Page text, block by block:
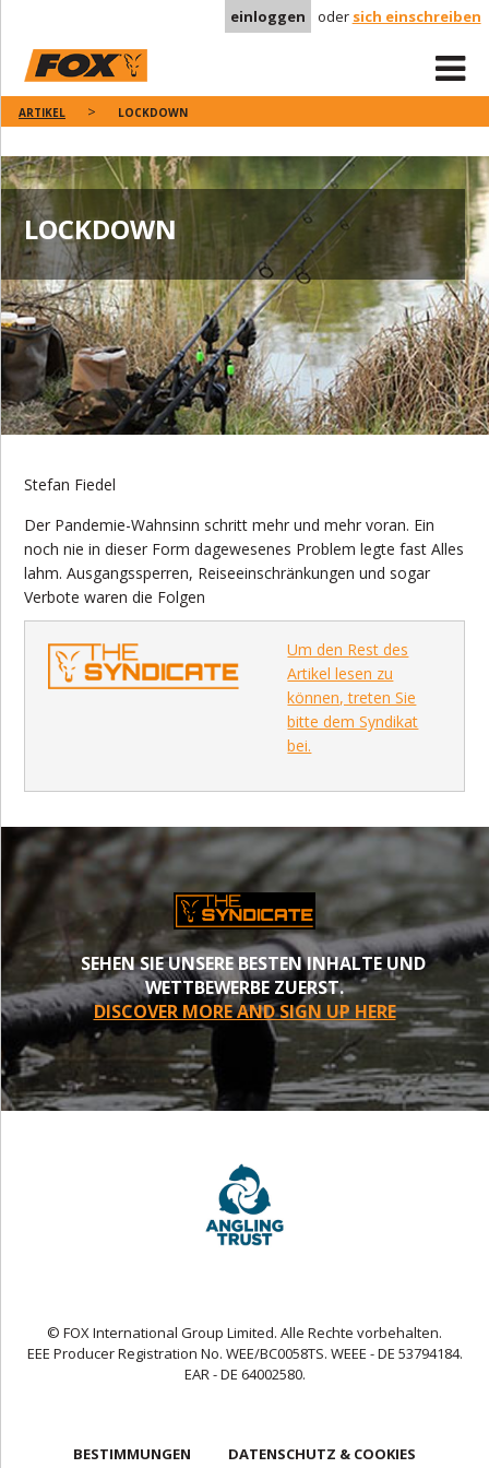
einloggen oder sich einschreiben
ARTIKEL LOCKDOWN
LOCKDOWN
Stefan Fiedel
Der Pandemie-Wahnsinn schritt mehr und mehr voran. Ein
noch nie in dieser Form dagewesenes Problem legte fast Alles
lahm. Ausgangssperren, Reiseeinschränkungen und sogar
Verbote waren die Folgen
Um den Rest des
Artikel lesen zu
können, treten Sie
bitte dem Syndikat
bei.
SEHEN SIE UNSERE BESTEN INHALTE UND
WETTBEWERBE ZUERST.
DISCOVER MORE AND SIGN UP HERE
© FOX International Group Limited. Alle Rechte vorbehalten.
EEE Producer Registration No. WEE/BC0058TS. WEEE - DE 53794184.
EAR - DE 64002580.
BESTIMMUNGEN DATENSCHUTZ & COOKIES